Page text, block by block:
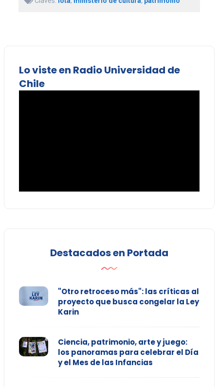
Lo viste en Radio Universidad de
Chile
Destacados en Portada
"Otro retroceso más": las críticas al
proyecto que busca congelar la Ley
Karin
Ciencia, patrimonio, arte y juego:
los panoramas para celebrar el Día
y el Mes de las Infancias